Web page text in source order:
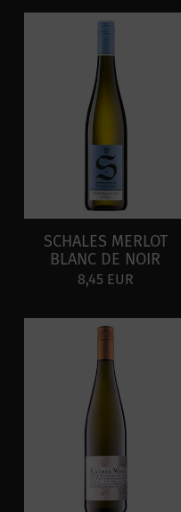
SCHALES MERLOT
BLANC DE NOIR
8,45 EUR